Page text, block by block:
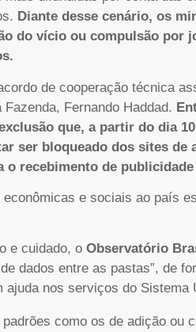
Diante desse cenário, os
do vício ou compulsão por
de cooperação técnica
Fernando Haddad.
que, a partir do dia
ser bloqueado dos sites de
recebimento de
e sociais ao país
e cuidado, o Observatório
dados entre as pastas”, de
nos serviços do Sistema
como os de adição ou